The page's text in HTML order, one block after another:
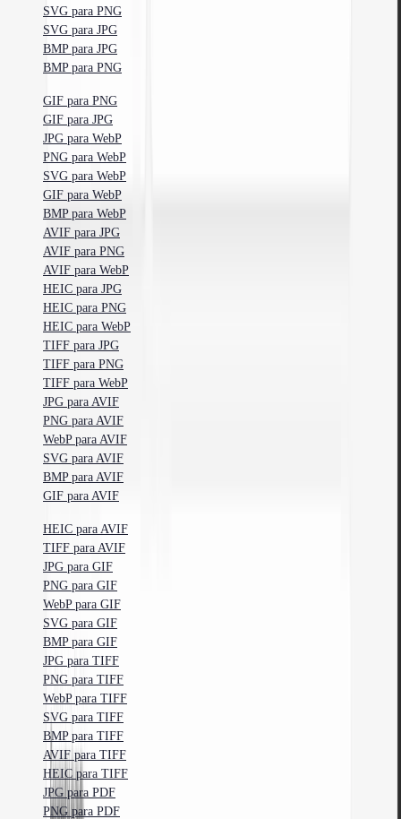
SVG para PNG
SVG para JPG
BMP para JPG
BMP para PNG
GIF para PNG
GIF para JPG
JPG para WebP
PNG para WebP
SVG para WebP
GIF para WebP
BMP para WebP
AVIF para JPG
AVIF para PNG
AVIF para WebP
HEIC para JPG
HEIC para PNG
HEIC para WebP
TIFF para JPG
TIFF para PNG
TIFF para WebP
JPG para AVIF
PNG para AVIF
WebP para AVIF
SVG para AVIF
BMP para AVIF
GIF para AVIF
HEIC para AVIF
TIFF para AVIF
JPG para GIF
PNG para GIF
WebP para GIF
SVG para GIF
BMP para GIF
JPG para TIFF
PNG para TIFF
WebP para TIFF
SVG para TIFF
BMP para TIFF
AVIF para TIFF
HEIC para TIFF
JPG para PDF
PNG para PDF